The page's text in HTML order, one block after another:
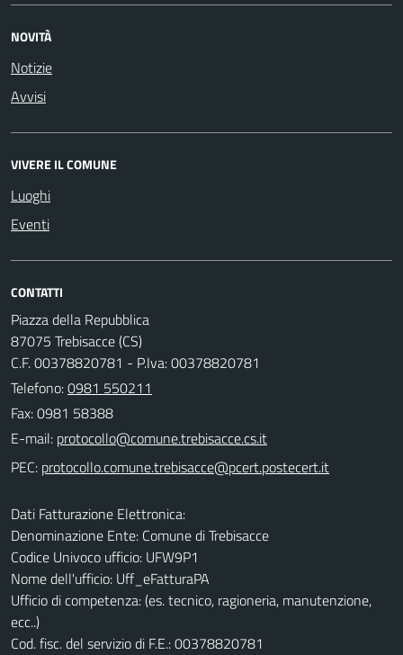
NOVITÀ
Notizie
Avvisi
VIVERE IL COMUNE
Luoghi
Eventi
CONTATTI
Piazza della Repubblica
87075 Trebisacce (CS)
C.F. 00378820781 - P.Iva: 00378820781
Telefono:0981 550211
Fax: 0981 58388
E-mail:
PEC:
Dati Fatturazione Elettronica:
Denominazione Ente: Comune di Trebisacce
Codice Univoco ufficio: UFW9P1
Nome dell'ufficio: Uff_eFatturaPA
Ufficio di competenza: (es. tecnico, ragioneria, manutenzione,
ecc..)
Cod. fisc. del servizio di F.E.: 00378820781